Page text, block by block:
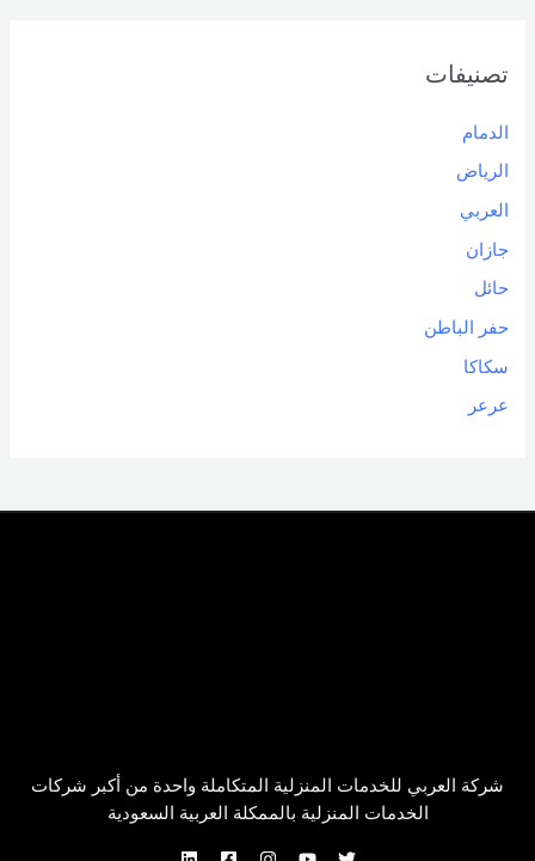
تصنيفات
الدمام
الرياض
العربي
جازان
حائل
حفر الباطن
سكاكا
عرعر
شركة العربي للخدمات المنزلية المتكاملة واحدة من أكبر شركات
الخدمات المنزلية بالممكلة العربية السعودية